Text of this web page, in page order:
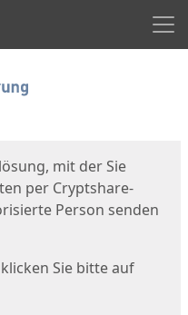
mit der Sie
per Cryptshare-
Person senden
Sie bitte auf